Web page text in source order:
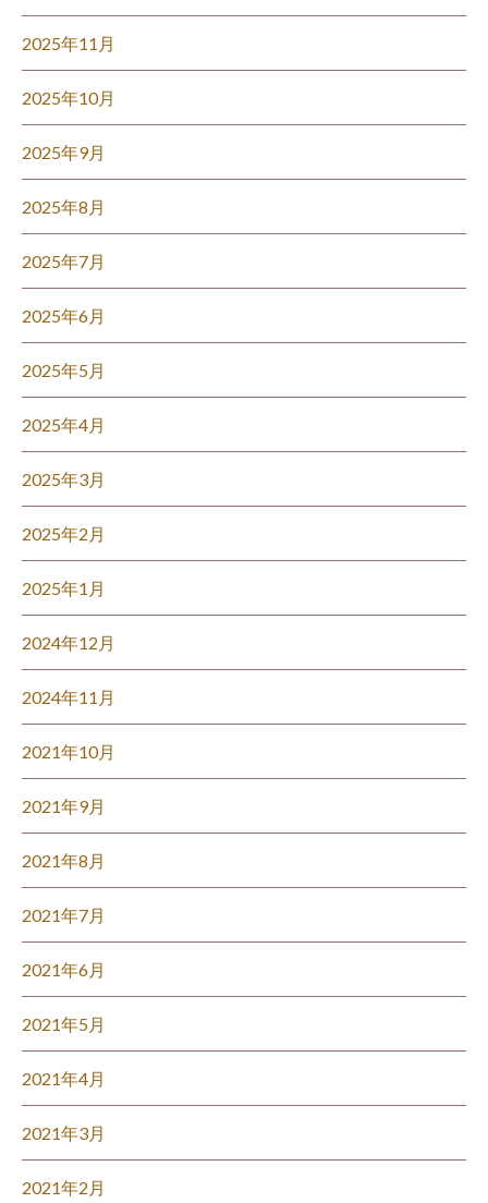
2025年11月
2025年10月
2025年9月
2025年8月
2025年7月
2025年6月
2025年5月
2025年4月
2025年3月
2025年2月
2025年1月
2024年12月
2024年11月
2021年10月
2021年9月
2021年8月
2021年7月
2021年6月
2021年5月
2021年4月
2021年3月
2021年2月